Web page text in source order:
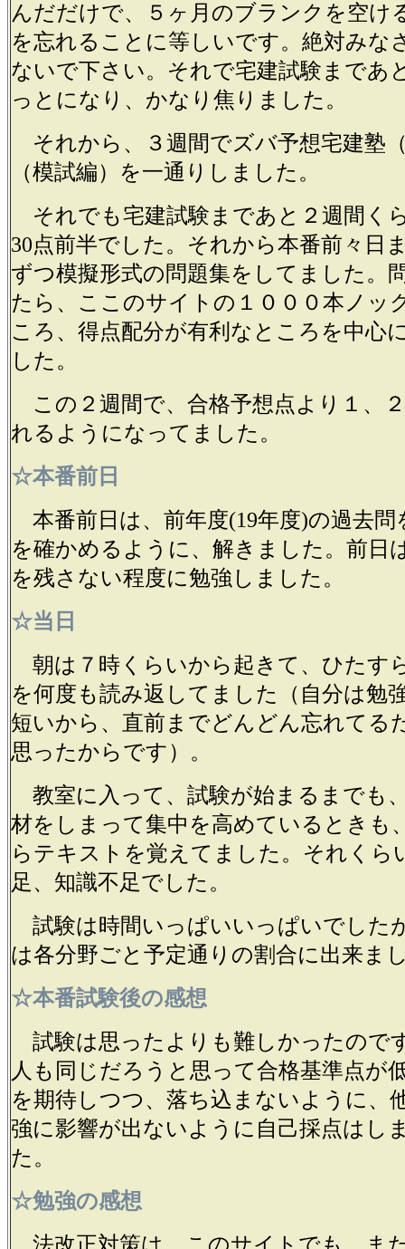
んだだけで、５ヶ月のブランクを空け
を忘れることに等しいです。絶対みな
ないで下さい。それで宅建試験まであ
っとになり、かなり焦りました。
それから、３週間でズバ予想宅建塾
（模試編）を一通りしました。
それでも宅建試験まであと２週間く
30点前半でした。それから本番前々日
ずつ模擬形式の問題集をしてました。
たら、ここのサイトの１０００本ノッ
ころ、得点配分が有利なところを中心
した。
この２週間で、合格予想点より１、
れるようになってました。
☆本番前日
本番前日は、前年度(19年度)の過去問
を確かめるように、解きました。前日
を残さない程度に勉強しました。
☆当日
朝は７時くらいから起きて、ひたす
を何度も読み返してました（自分は勉
短いから、直前までどんどん忘れてる
思ったからです）。
教室に入って、試験が始まるまでも
材をしまって集中を高めているときも
らテキストを覚えてました。それくら
足、知識不足でした。
試験は時間いっぱいいっぱいでした
は各分野ごと予定通りの割合に出来ま
☆本番試験後の感想
試験は思ったよりも難しかったので
人も同じだろうと思って合格基準点が
を期待しつつ、落ち込まないように、
強に影響が出ないように自己採点はし
た。
☆勉強の感想